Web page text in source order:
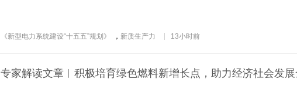
《新型电力系统建设“十五五”规划》 ， 新质生产力 13小时前
专家解读文章︱积极培育绿色燃料新增长点，助力经济社会发